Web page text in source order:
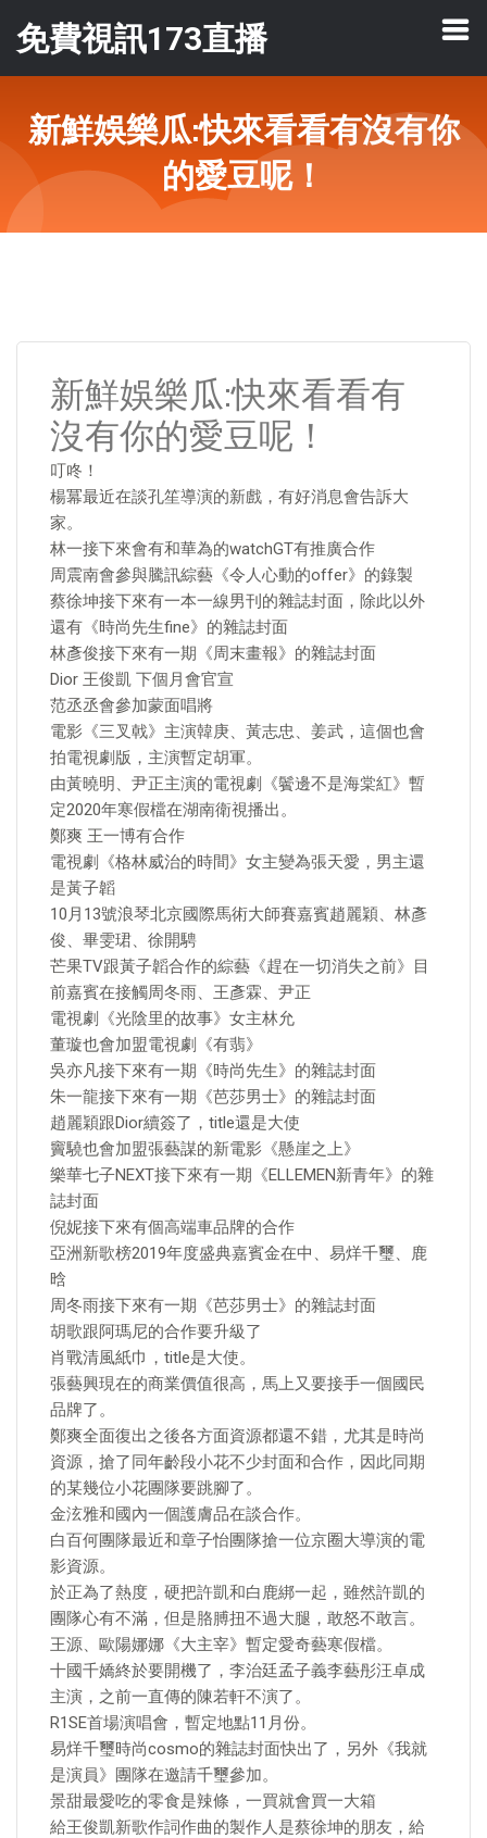
免費視訊173直播
新鮮娛樂瓜:快來看看有沒有你
的愛豆呢！
新鮮娛樂瓜:快來看看有
沒有你的愛豆呢！
叮咚！
楊冪最近在談孔笙導演的新戲，有好消息會告訴大
家。
林一接下來會有和華為的watchGT有推廣合作
周震南會參與騰訊綜藝《令人心動的offer》的錄製
蔡徐坤接下來有一本一線男刊的雜誌封面，除此以外
還有《時尚先生fine》的雜誌封面
林彥俊接下來有一期《周末畫報》的雜誌封面
Dior 王俊凱 下個月會官宣
范丞丞會參加蒙面唱將
電影《三叉戟》主演韓庚、黃志忠、姜武，這個也會
拍電視劇版，主演暫定胡軍。
由黃曉明、尹正主演的電視劇《鬢邊不是海棠紅》暫
定2020年寒假檔在湖南衛視播出。
鄭爽 王一博有合作
電視劇《格林威治的時間》女主變為張天愛，男主還
是黃子韜
10月13號浪琴北京國際馬術大師賽嘉賓趙麗穎、林彥
俊、畢雯珺、徐開騁
芒果TV跟黃子韜合作的綜藝《趕在一切消失之前》目
前嘉賓在接觸周冬雨、王彥霖、尹正
電視劇《光陰里的故事》女主林允
董璇也會加盟電視劇《有翡》
吳亦凡接下來有一期《時尚先生》的雜誌封面
朱一龍接下來有一期《芭莎男士》的雜誌封面
趙麗穎跟Dior續簽了，title還是大使
竇驍也會加盟張藝謀的新電影《懸崖之上》
樂華七子NEXT接下來有一期《ELLEMEN新青年》的雜
誌封面
倪妮接下來有個高端車品牌的合作
亞洲新歌榜2019年度盛典嘉賓金在中、易烊千璽、鹿
晗
周冬雨接下來有一期《芭莎男士》的雜誌封面
胡歌跟阿瑪尼的合作要升級了
肖戰清風紙巾，title是大使。
張藝興現在的商業價值很高，馬上又要接手一個國民
品牌了。
鄭爽全面復出之後各方面資源都還不錯，尤其是時尚
資源，搶了同年齡段小花不少封面和合作，因此同期
的某幾位小花團隊要跳腳了。
金泫雅和國內一個護膚品在談合作。
白百何團隊最近和章子怡團隊搶一位京圈大導演的電
影資源。
於正為了熱度，硬把許凱和白鹿綁一起，雖然許凱的
團隊心有不滿，但是胳膊扭不過大腿，敢怒不敢言。
王源、歐陽娜娜《大主宰》暫定愛奇藝寒假檔。
十國千嬌終於要開機了，李治廷孟子義李藝彤汪卓成
主演，之前一直傳的陳若軒不演了。
R1SE首場演唱會，暫定地點11月份。
易烊千璽時尚cosmo的雜誌封面快出了，另外《我就
是演員》團隊在邀請千璽參加。
景甜最愛吃的零食是辣條，一買就會買一大箱
給王俊凱新歌作詞作曲的製作人是蔡徐坤的朋友，給